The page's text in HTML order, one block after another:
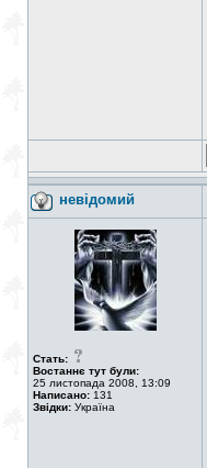
невідомий
Стать:
Востаннє тут були:
25 листопада 2008, 13:09
Написано: 131
Звідки: Україна